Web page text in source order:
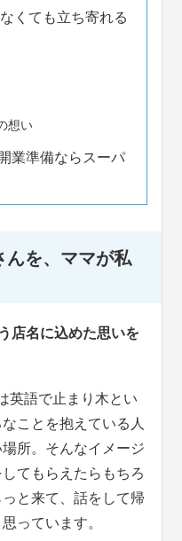
くても立ち寄れる
想い
業準備ならスーパ
んを、ママが私
店名に込めた思いを
英語で止まり木とい
ことを抱えている人
所。そんなイメージ
てもらえたらもちろ
と来て、話をして帰
っています。